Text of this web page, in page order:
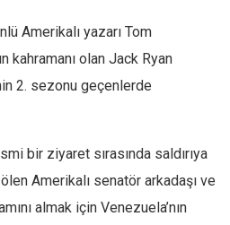
Amerikalı yazarı Tom
kahramanı olan Jack Ryan
2. sezonu geçenlerde
bir ziyaret sırasında saldırıya
Amerikalı senatör arkadaşı ve
almak için Venezuela’nın